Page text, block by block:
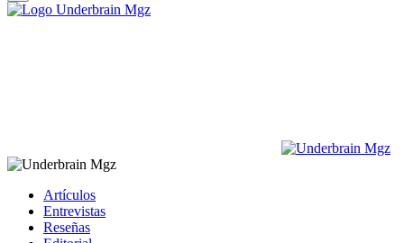
Artículos
Entrevistas
Reseñas